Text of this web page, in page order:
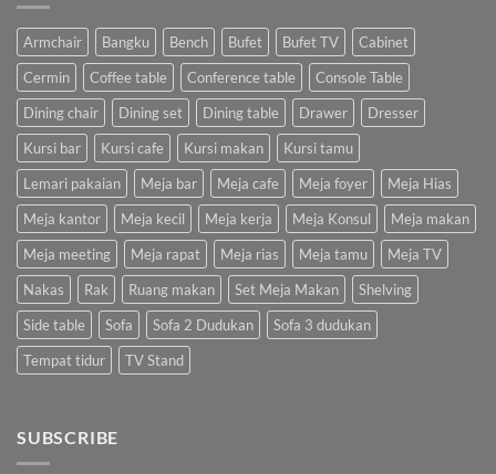
Armchair Bangku Bench Bufet Bufet TV
Cabinet
Cermin
Coffee table Conference table
Console Table
Dining chair
Dining set Dining table Drawer
Dresser
Kursi bar
Kursi cafe Kursi makan
Kursi tamu
Lemari pakaian
Meja bar Meja cafe Meja foyer
Meja Hias
Meja kantor
Meja kecil Meja kerja Meja Konsul
Meja makan
Meja meeting
Meja rapat Meja rias Meja tamu
Meja TV
Nakas
Rak Ruang makan Set Meja Makan
Shelving
Side table
Sofa Sofa 2 Dudukan
Sofa 3 dudukan
Tempat tidur
TV Stand
SUBSCRIBE